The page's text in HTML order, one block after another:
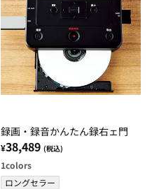
録画・録音かんたん録右ェ門
¥38,489 (税込)
1colors
ロングセラー